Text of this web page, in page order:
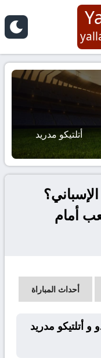
أتلتيكو مدريد
أمام
أحداث المباراة
و أتلتيكو مدريد